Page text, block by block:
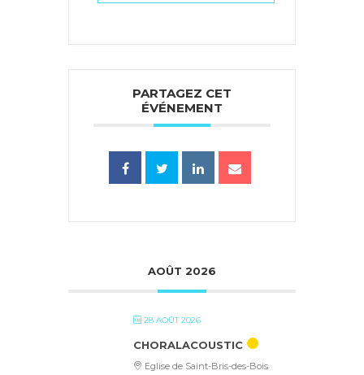
PARTAGEZ CET
ÉVÉNEMENT
AOÛT 2026
28 AOÛT 2026
CHORALACOUSTIC
Eglise de Saint-Bris-des-Bois